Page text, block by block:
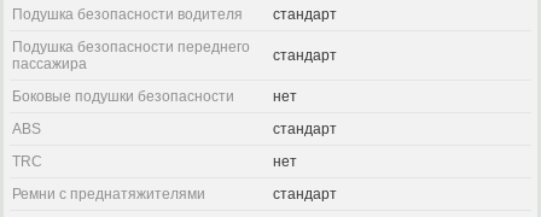
Подушка безопасности водителя
стандарт
Подушка безопасности переднего
пассажира
стандарт
Боковые подушки безопасности
нет
ABS
стандарт
TRC
нет
Ремни с преднатяжителями
стандарт